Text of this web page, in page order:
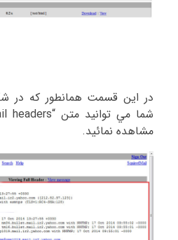
در اين قسمت همانطور كه
مشاهده نمائيد.